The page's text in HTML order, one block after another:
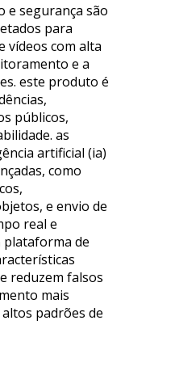
e segurança são
para
vídeos com alta
e a
este produto é
públicos,
as
artificial (ia)
como
e envio de
real e
plataforma de
reduzem falsos
mais
padrões de